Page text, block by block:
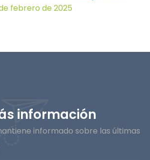
febrero de 2025
información
informado sobre las últimas